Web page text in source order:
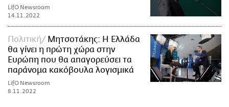
LifO Newsroom
14.11.2022
Πολιτική
Μητσοτάκης: Η Ελλάδα
θα γίνει η πρώτη χώρα στην
Ευρώπη που θα απαγορεύσει τα
παράνομα κακόβουλα λογισμικά
LifO Newsroom
8.11.2022